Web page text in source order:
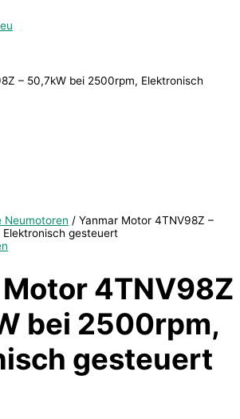
– 50,7kW bei 2500rpm, Elektronisch
Neumotoren / Yanmar Motor 4TNV98Z –
gesteuert
4TNV98Z
bei 2500rpm,
gesteuert